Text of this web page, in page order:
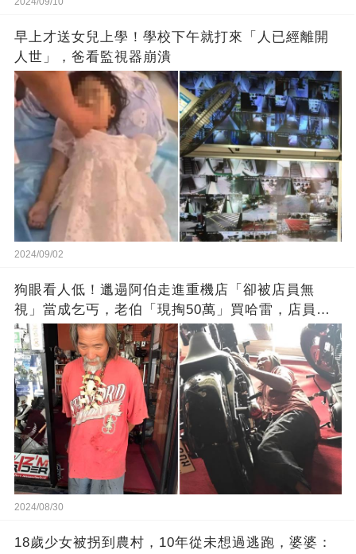
早上才送女兒上學！學校下午就打來「人已經離開
人世」，爸看監視器崩潰
2024/09/02
狗眼看人低！邋遢阿伯走進重機店「卻被店員無
視」當成乞丐，老伯「現掏50萬」買哈雷，店員秒
被打臉！
2024/08/30
18歲少女被拐到農村，10年從未想過逃跑，婆婆：